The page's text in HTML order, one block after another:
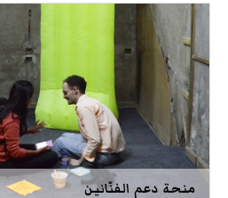
منحة دعم الفنّانين